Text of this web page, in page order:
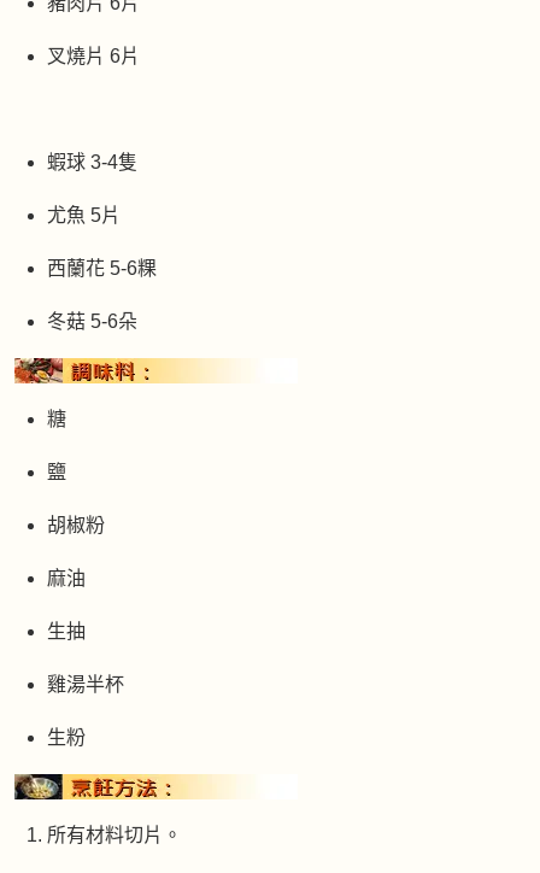
叉燒片 6片
蝦球 3-4隻
尤魚 5片
西蘭花 5-6粿
冬菇 5-6朵
糖
鹽
胡椒粉
麻油
生抽
雞湯半杯
生粉
所有材料切片。